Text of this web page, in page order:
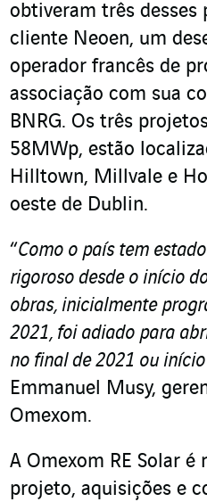
obtiveram três desses
cliente Neoen, um
operador francês de
associação com sua
BNRG. Os três
58MWp, estão
Hilltown, Millvale e
oeste de Dublin.
“Como o país tem
rigoroso desde o início
obras, inicialmente
2021, foi adiado para
no final de 2021 ou
Emmanuel Musy,
Omexom.
A Omexom RE Solar é
projeto, aquisições e